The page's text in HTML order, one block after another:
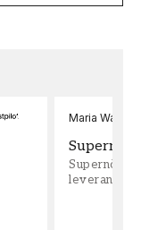
Maria
leveran,